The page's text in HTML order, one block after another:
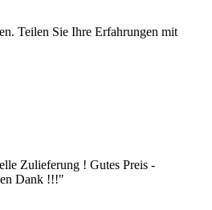
Teilen Sie Ihre Erfahrungen mit
Zulieferung ! Gutes Preis -
Dank !!!"